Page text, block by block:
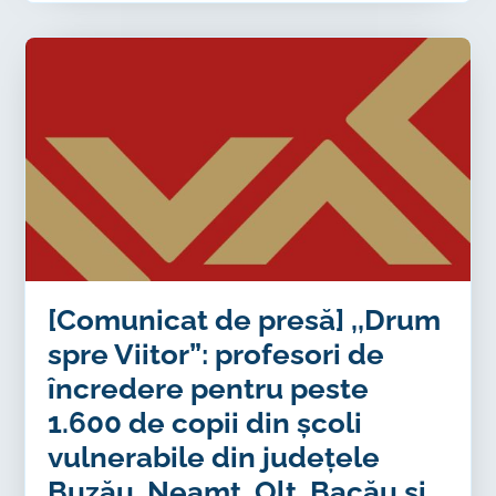
[Comunicat de presă] ,,Drum
spre Viitor”: profesori de
încredere pentru peste
1.600 de copii din școli
vulnerabile din județele